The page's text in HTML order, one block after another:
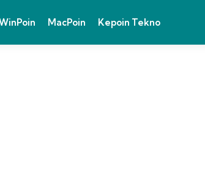
MacPoin Kepoin Tekno